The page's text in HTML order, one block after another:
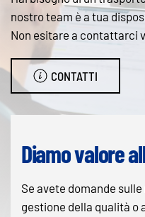
nostro team è a tua
Non esitare a contattarci
CONTATTI
Diamo valore
Se avete domande
gestione della qualità o